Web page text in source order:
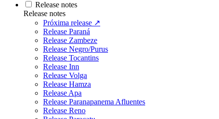
Release notes
Release notes
Próxima release ↗
Release Paraná
Release Zambeze
Release Negro/Purus
Release Tocantins
Release Inn
Release Volga
Release Hamza
Release Apa
Release Paranapanema Afluentes
Release Reno